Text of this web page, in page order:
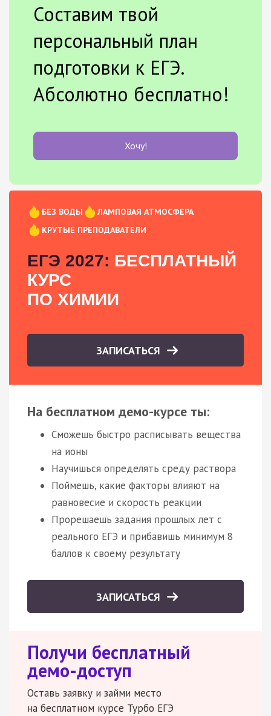
Составим твой
персональный план
подготовки к ЕГЭ.
Абсолютно бесплатно!
Хочу!
БЕЗ ВОДЫ
ЛАМПОВАЯ АТМОСФЕРА
КРУТЫЕ ПРЕПОДАВАТЕЛИ
ЕГЭ 2027: БЕСПЛАТНЫЙ
КУРС
ПО ХИМИИ
ЗАПИСАТЬСЯ
На бесплатном демо-курсе ты:
Сможешь быстро расписывать вещества
на ионы
Научишься определять среду раствора
Поймешь, какие факторы влияют на
равновесие и скорость реакции
Прорешаешь задания прошлых лет с
реального ЕГЭ и прибавишь минимум 8
баллов к своему результату
ЗАПИСАТЬСЯ
Получи бесплатный
демо-доступ
Оставь заявку и займи место
на бесплатном курсе Турбо ЕГЭ